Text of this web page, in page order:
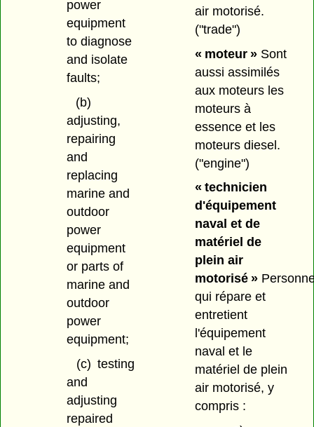
power
equipment
to diagnose
and isolate
faults;
(b)
adjusting,
repairing
and
replacing
marine and
outdoor
power
equipment
or parts of
marine and
outdoor
power
equipment;
(c) testing
and
adjusting
repaired
air motorisé.
("trade")
« moteur »Sont
aussi assimilés
aux moteurs les
moteurs à
essence et les
moteurs diesel.
("engine")
« technicien
d'équipement
naval et de
matériel de
plein air
motorisé »
qui répare et
entretient
l'équipement
naval et le
matériel de plein
air motorisé, y
compris :